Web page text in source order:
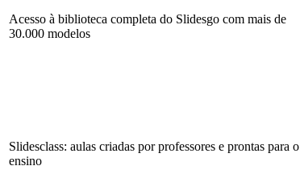
Acesso à biblioteca completa do Slidesgo com mais de
30.000 modelos
Slidesclass: aulas criadas por professores e prontas para o
ensino